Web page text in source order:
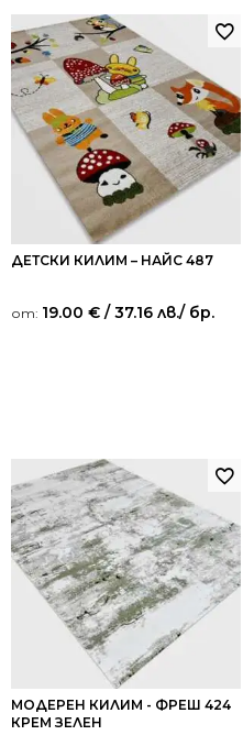
ДЕТСКИ КИЛИМ – НАЙС 487
от: 19.00 € / 37.16 лв./ бр.
МОДЕРЕН КИЛИМ - ФРЕШ 424
КРЕМ ЗЕЛЕН